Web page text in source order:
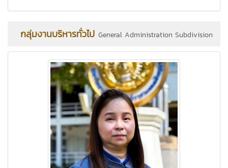
กลุ่มงานบริหารทั่วไป General Administration Subdivision